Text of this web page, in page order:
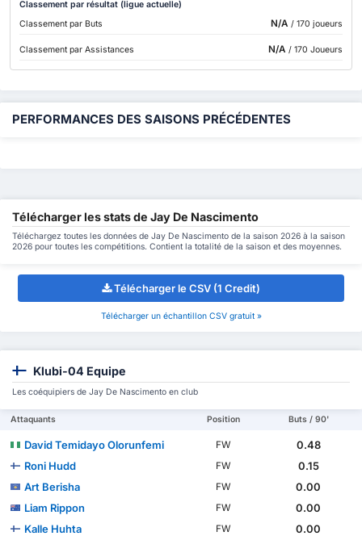
Classement par résultat (ligue actuelle)
Classement par Buts
N/A / 170 joueurs
Classement par Assistances N/A / 170 Joueurs
PERFORMANCES DES SAISONS PRÉCÉDENTES
Télécharger les stats de Jay De Nascimento
Téléchargez toutes les données de Jay De Nascimento de la saison 2026 à la saison
2026 pour toutes les compétitions. Contient la totalité de la saison et des moyennes.
Télécharger le CSV (1 Credit)
Télécharger un échantillon CSV gratuit »
Klubi-04 Equipe
Les coéquipiers de Jay De Nascimento en club
Attaquants Position Buts / 90'
David Temidayo Olorunfemi FW
0.48
Roni Hudd
FW
0.15
Art Berisha
FW
0.00
Liam Rippon
FW
0.00
Kalle Huhta
FW
0.00